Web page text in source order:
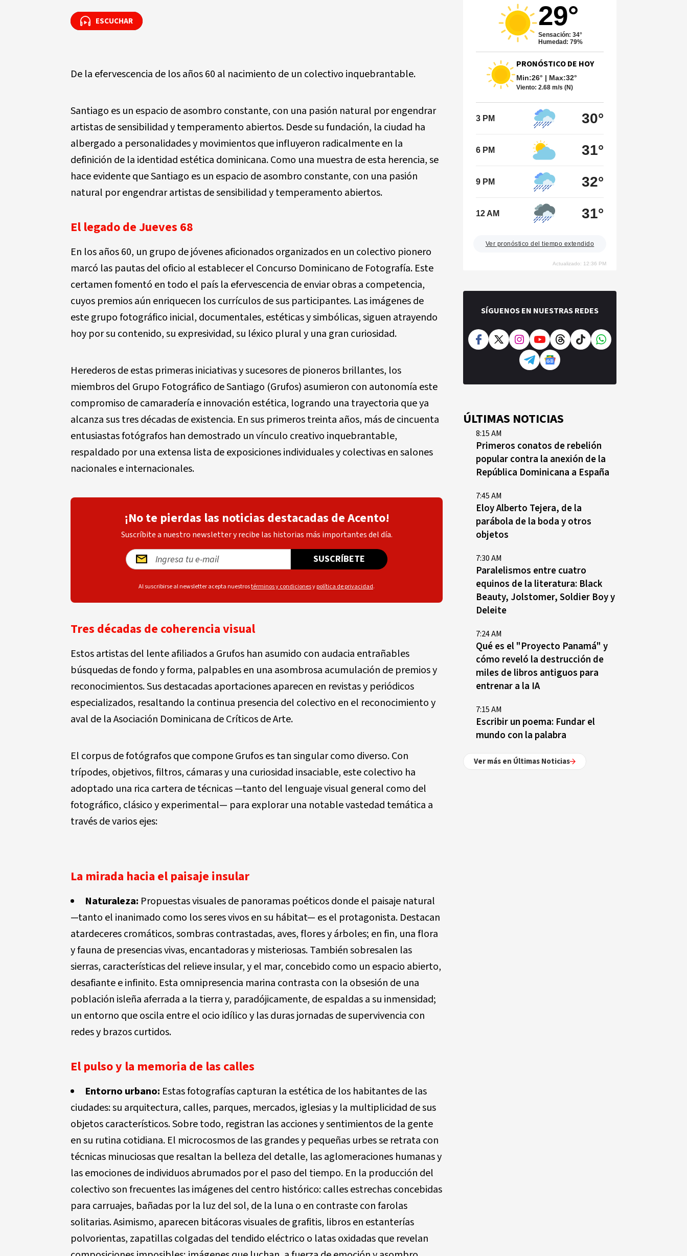
ESCUCHAR
ESCUCHAR
De la efervescencia de los años 60 al nacimiento de un colectivo inquebrantable.
Santiago es un espacio de asombro constante, con una pasión natural por engendrar
artistas de sensibilidad y temperamento abiertos. Desde su fundación, la ciudad ha
albergado a personalidades y movimientos que influyeron radicalmente en la
definición de la identidad estética dominicana. Como una muestra de esta herencia, se
hace evidente que Santiago es un espacio de asombro constante, con una pasión
natural por engendrar artistas de sensibilidad y temperamento abiertos.
El legado de Jueves 68
En los años 60, un grupo de jóvenes aficionados organizados en un colectivo pionero
marcó las pautas del oficio al establecer el Concurso Dominicano de Fotografía. Este
certamen fomentó en todo el país la efervescencia de enviar obras a competencia,
cuyos premios aún enriquecen los currículos de sus participantes. Las imágenes de
este grupo fotográfico inicial, documentales, estéticas y simbólicas, siguen atrayendo
hoy por su contenido, su expresividad, su léxico plural y una gran curiosidad.
Herederos de estas primeras iniciativas y sucesores de pioneros brillantes, los
miembros del Grupo Fotográfico de Santiago (Grufos) asumieron con autonomía este
compromiso de camaradería e innovación estética, logrando una trayectoria que ya
alcanza sus tres décadas de existencia. En sus primeros treinta años, más de cincuenta
entusiastas fotógrafos han demostrado un vínculo creativo inquebrantable,
respaldado por una extensa lista de exposiciones individuales y colectivas en salones
nacionales e internacionales.
¡No te pierdas las noticias destacadas de Acento!
Suscríbite a nuestro newsletter y recibe las historias más importantes del día.
SUSCRÍBETE
Al suscribirse al newsletter acepta nuestrostérminos y condicionesypolítica de privacidad.
Tres décadas de coherencia visual
Estos artistas del lente afiliados a Grufos han asumido con audacia entrañables
búsquedas de fondo y forma, palpables en una asombrosa acumulación de premios y
reconocimientos. Sus destacadas aportaciones aparecen en revistas y periódicos
especializados, resaltando la continua presencia del colectivo en el reconocimiento y
aval de la Asociación Dominicana de Críticos de Arte.
El corpus de fotógrafos que compone Grufos es tan singular como diverso. Con
trípodes, objetivos, filtros, cámaras y una curiosidad insaciable, este colectivo ha
adoptado una rica cartera de técnicas —tanto del lenguaje visual general como del
fotográfico, clásico y experimental— para explorar una notable vastedad temática a
través de varios ejes:
La mirada hacia el paisaje insular
Naturaleza: Propuestas visuales de panoramas poéticos donde el paisaje natural
—tanto el inanimado como los seres vivos en su hábitat— es el protagonista. Destacan
atardeceres cromáticos, sombras contrastadas, aves, flores y árboles; en fin, una flora
y fauna de presencias vivas, encantadoras y misteriosas. También sobresalen las
sierras, características del relieve insular, y el mar, concebido como un espacio abierto,
desafiante e infinito. Esta omnipresencia marina contrasta con la obsesión de una
población isleña aferrada a la tierra y, paradójicamente, de espaldas a su inmensidad;
un entorno que oscila entre el ocio idílico y las duras jornadas de supervivencia con
redes y brazos curtidos.
El pulso y la memoria de las calles
Entorno urbano: Estas fotografías capturan la estética de los habitantes de las
ciudades: su arquitectura, calles, parques, mercados, iglesias y la multiplicidad de sus
objetos característicos. Sobre todo, registran las acciones y sentimientos de la gente
en su rutina cotidiana. El microcosmos de las grandes y pequeñas urbes se retrata con
técnicas minuciosas que resaltan la belleza del detalle, las aglomeraciones humanas y
las emociones de individuos abrumados por el paso del tiempo. En la producción del
colectivo son frecuentes las imágenes del centro histórico: calles estrechas concebidas
para carruajes, bañadas por la luz del sol, de la luna o en contraste con farolas
solitarias. Asimismo, aparecen bitácoras visuales de grafitis, libros en estanterías
polvorientas, zapatillas colgadas del tendido eléctrico o latas oxidadas que revelan
29°
Sensación: 34°
Humedad: 79%
PRONÓSTICO DE HOY
Min:26° | Max:32°
Viento: 2.68 m/s (N)
3 PM 30°
6 PM 31°
9 PM 32°
12 AM 31°
Ver pronóstico del tiempo extendido
Actualizado: 12:36 PM
SÍGUENOS EN NUESTRAS REDES
ÚLTIMAS NOTICIAS
8:15 AM
Primeros conatos de rebelión
popular contra la anexión de la
República Dominicana a España
7:45 AM
Eloy Alberto Tejera, de la
parábola de la boda y otros
objetos
7:30 AM
Paralelismos entre cuatro
equinos de la literatura: Black
Beauty, Jolstomer, Soldier Boy y
Deleite
7:24 AM
Qué es el "Proyecto Panamá" y
cómo reveló la destrucción de
miles de libros antiguos para
entrenar a la IA
7:15 AM
Escribir un poema: Fundar el
mundo con la palabra
Ver más en Últimas Noticias